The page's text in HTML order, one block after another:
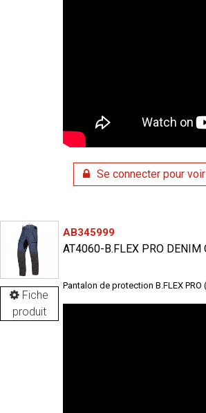
Se connecter pour
Fiche
produit
AB345999
AT4060-B.FLEX PRO DENIM
Pantalon de protection B.FLEX PRO